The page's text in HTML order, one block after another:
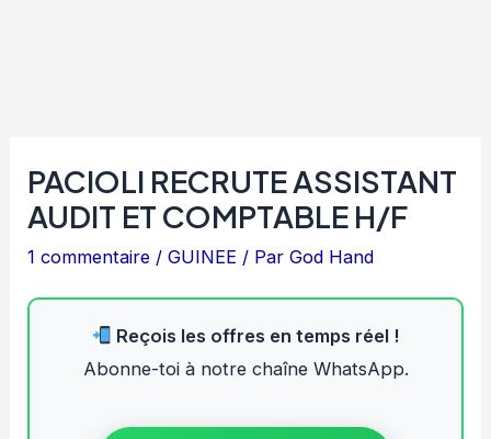
PACIOLI RECRUTE ASSISTANT
AUDIT ET COMPTABLE H/F
1 commentaire /GUINEE / ParGod Hand
Reçois les offres en temps réel !
Abonne-toi à notre chaîne WhatsApp.